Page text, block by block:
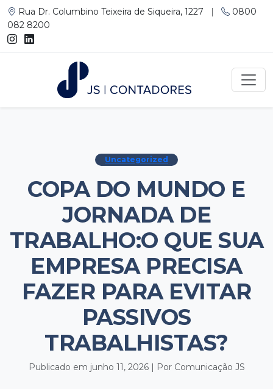
Rua Dr. Columbino Teixeira de Siqueira, 1227 |
0800
082 8200
Uncategorized
COPA DO MUNDO E
JORNADA DE
TRABALHO:O QUE SUA
EMPRESA PRECISA
FAZER PARA EVITAR
PASSIVOS
TRABALHISTAS?
Publicado em junho 11, 2026 | Por Comunicação JS